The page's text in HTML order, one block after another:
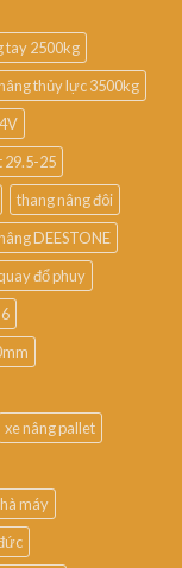
tay 2500kg
thủy lực 3500kg
29.5-25
thang nâng đôi
DEESTONE
đổ phuy
xe nâng pallet
máy